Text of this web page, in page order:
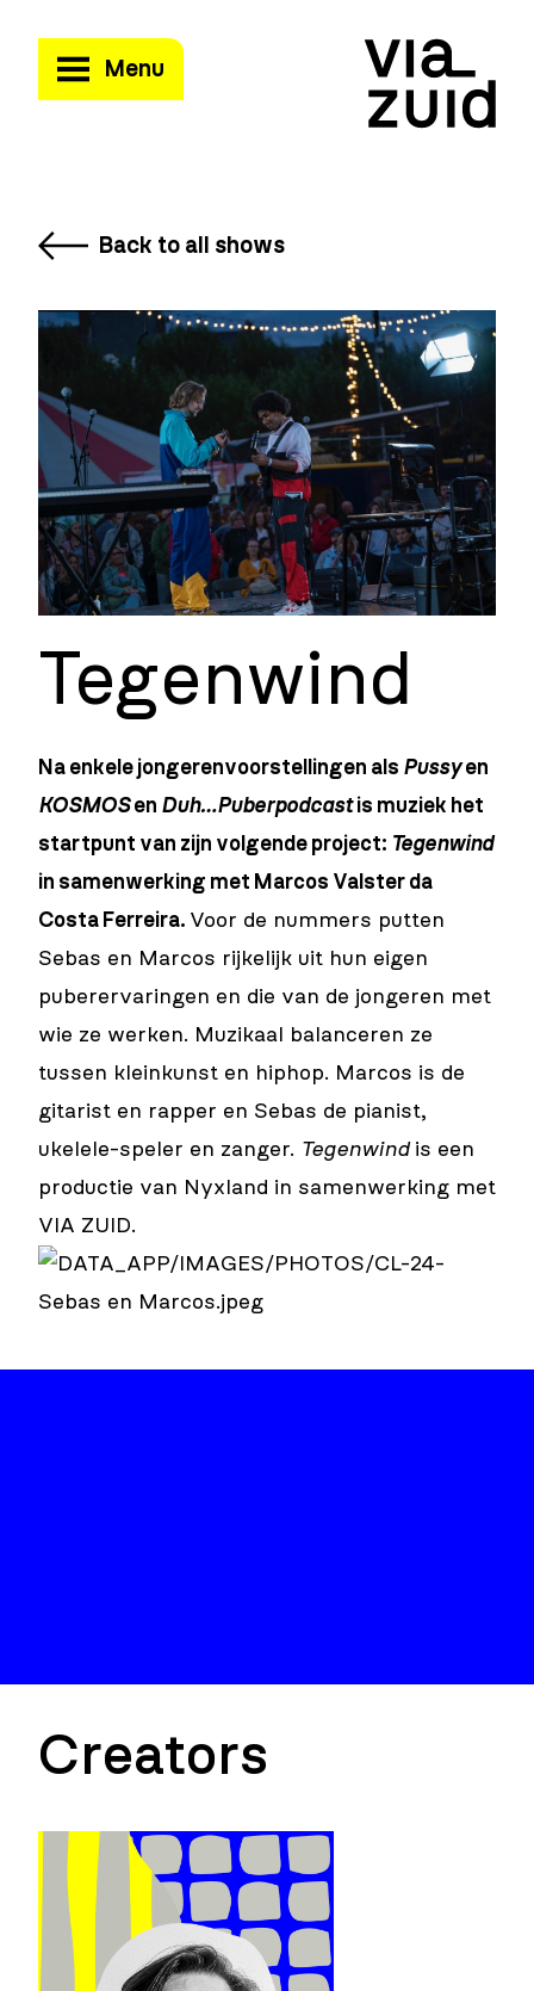
Menu
Back to all shows
Tegenwind
Na enkele jongerenvoorstellingen als Pussyen
KOSMOSen Duh…Puberpodcastis muziek het
startpunt van zijn volgende project: Tegenwind
in samenwerking met Marcos Valster da
Costa Ferreira. Voor de nummers putten
Sebas en Marcos rijkelijk uit hun eigen
puberervaringen en die van de jongeren met
wie ze werken. Muzikaal balanceren ze
tussen kleinkunst en hiphop. Marcos is de
gitarist en rapper en Sebas de pianist,
ukelele-speler en zanger. Tegenwindis een
productie van Nyxland in samenwerking met
VIA ZUID.
Creators